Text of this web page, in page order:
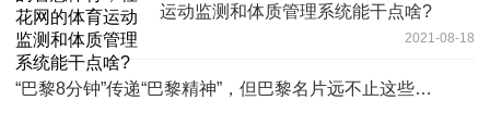
运动监测和体质管理系统能干点啥?
2021-08-18
“巴黎8分钟”传递“巴黎精神”，但巴黎名片远不止这些…